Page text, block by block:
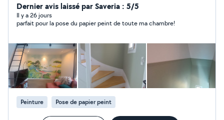
raccord sauté, panoramique ),patant, buflon, mur aspé,
ragréage, pose sol souple (rouleau, lame)
Dernier avis laissé par Saveria : 5/5
Il y a 26 jours
parfait pour la pose du papier peint de toute ma chambre!
Peinture Pose de papier peint